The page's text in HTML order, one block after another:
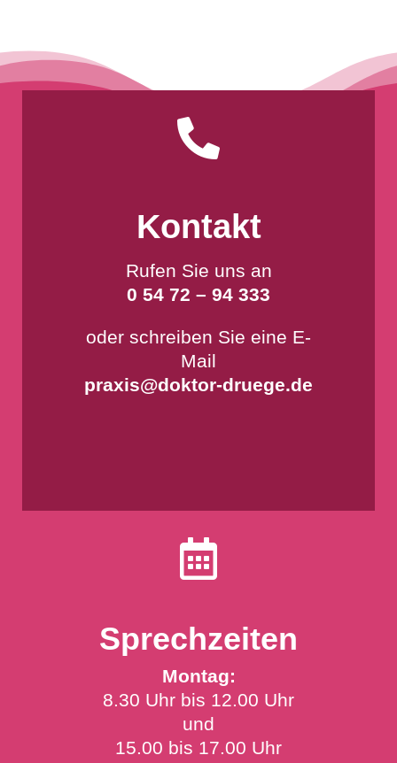

Kontakt
Rufen Sie uns an
0 54 72 – 94 333
oder schreiben Sie eine E-
Mail
praxis@doktor-druege.de

Sprechzeiten
Montag:
8.30 Uhr bis 12.00 Uhr
und
15.00 bis 17.00 Uhr